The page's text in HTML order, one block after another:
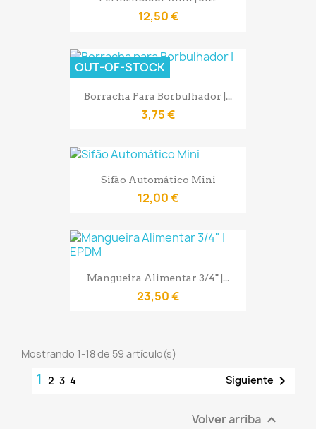
12,50 €
Borracha Para Borbulhador |...
3,75 €
OUT-OF-STOCK
Sifão Automático Mini
12,00 €
Mangueira Alimentar 3/4" |...
23,50 €
Mostrando 1-18 de 59 artículo(s)
1 2 3 4 Siguiente 
Volver arriba 